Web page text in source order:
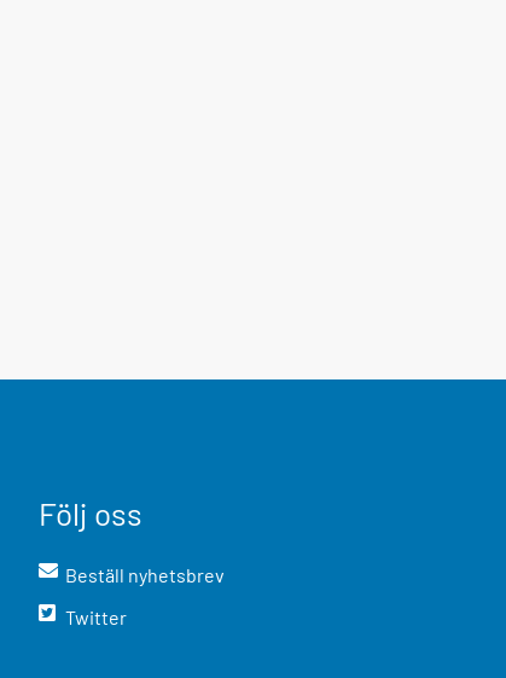
Följ oss
Beställ nyhetsbrev
Twitter